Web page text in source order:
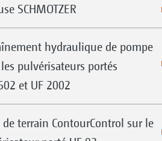
SCHMOTZER
hydraulique de pompe
pulvérisateurs portés
et UF 2002
terrain ContourControl sur le